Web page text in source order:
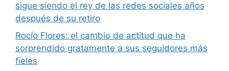
sigue siendo el rey de las redes sociales años
después de su retiro
Rocío Flores: el cambio de actitud que ha
sorprendido gratamente a sus seguidores más
fieles